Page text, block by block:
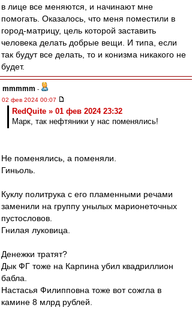
в лице все меняются, и начинают мне
помогать. Оказалось, что меня поместили в
город-матрицу, цель которой заставить
человека делать добрые вещи. И типа, если
так будут все делать, то и конизма никакого не
будет.
mmmmm -
02 фев 2024 00:07
RedQuite » 01 фев 2024 23:32
Марк, так нефтяники у нас поменялись!
Не поменялись, а поменяли.
Гиньоль.
Куклу политрука с его пламенными речами
заменили на группу унылых марионеточных
пустословов.
Гнилая луковица.
Денежки тратят?
Дык ФГ тоже на Карпина убил квадриллион
бабла.
Настасья Филипповна тоже вот сожгла в
камине 8 млрд рублей.